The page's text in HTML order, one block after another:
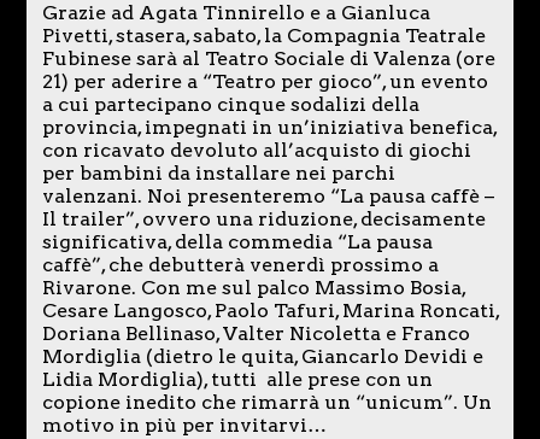
Grazie ad Agata Tinnirello e a Gianluca
Pivetti, stasera, sabato, la Compagnia Teatrale
Fubinese sarà al Teatro Sociale di Valenza (ore
21) per aderire a “Teatro per gioco”, un evento
a cui partecipano cinque sodalizi della
provincia, impegnati in un’iniziativa benefica,
con ricavato devoluto all’acquisto di giochi
per bambini da installare nei parchi
valenzani. Noi presenteremo “La pausa caffè –
Il trailer”, ovvero una riduzione, decisamente
significativa, della commedia “La pausa
caffè”, che debutterà venerdì prossimo a
Rivarone. Con me sul palco Massimo Bosia,
Cesare Langosco, Paolo Tafuri, Marina Roncati,
Doriana Bellinaso, Valter Nicoletta e Franco
Mordiglia (dietro le quita, Giancarlo Devidi e
Lidia Mordiglia), tutti alle prese con un
copione inedito che rimarrà un “unicum”. Un
motivo in più per invitarvi…